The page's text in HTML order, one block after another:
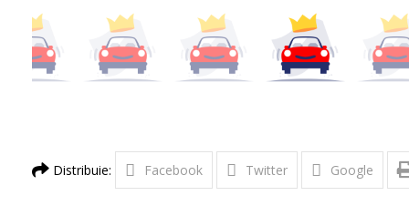
Distribuie: Facebook Twitter Google